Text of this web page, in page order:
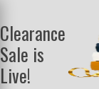
Clearance
Sale is
Live!